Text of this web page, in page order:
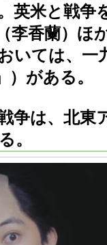
英米と戦争
李香蘭）ほ
いては、一
）がある。
争は、北東
。